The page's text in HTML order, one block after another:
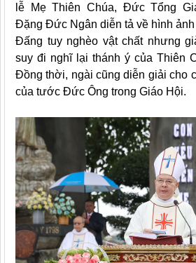
lễ Mẹ Thiên Chúa, Đức Tổng
Đặng Đức Ngân diễn tả về hình
Đấng tuy nghèo vật chất nhưng
suy đi nghĩ lại thánh ý của Thiên
Đồng thời, ngài cũng diễn giải cho
của tước Đức Ông trong Giáo Hội.